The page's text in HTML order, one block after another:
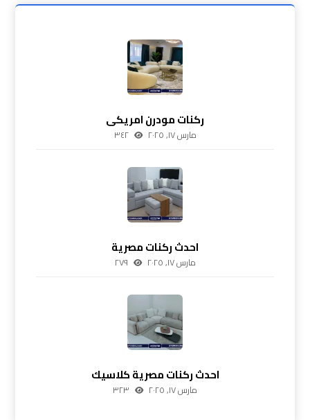
ركنات مودرن امريكى
مارس ١٧, ٢٠٢٥ ٣٤٢
احدث ركنات مصرية
مارس ١٧, ٢٠٢٥ ٢٧٩
احدث ركنات مصرية كلاسيك
مارس ١٧, ٢٠٢٥ ٣٢٣